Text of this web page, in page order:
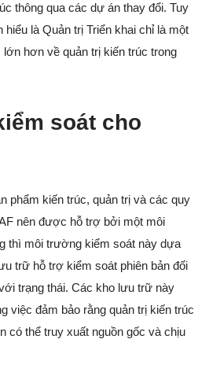
thông qua các dự án thay đổi. Tuy
hiểu là Quản trị Triển khai chỉ là một
hơn về quản trị kiến trúc trong
soát cho
phẩm kiến trúc, quản trị và các quy
nên được hỗ trợ bởi một môi
thì môi trường kiểm soát này dựa
trữ hỗ trợ kiểm soát phiên bản đối
trạng thái. Các kho lưu trữ này
việc đảm bảo rằng quản trị kiến trúc
có thể truy xuất nguồn gốc và chịu